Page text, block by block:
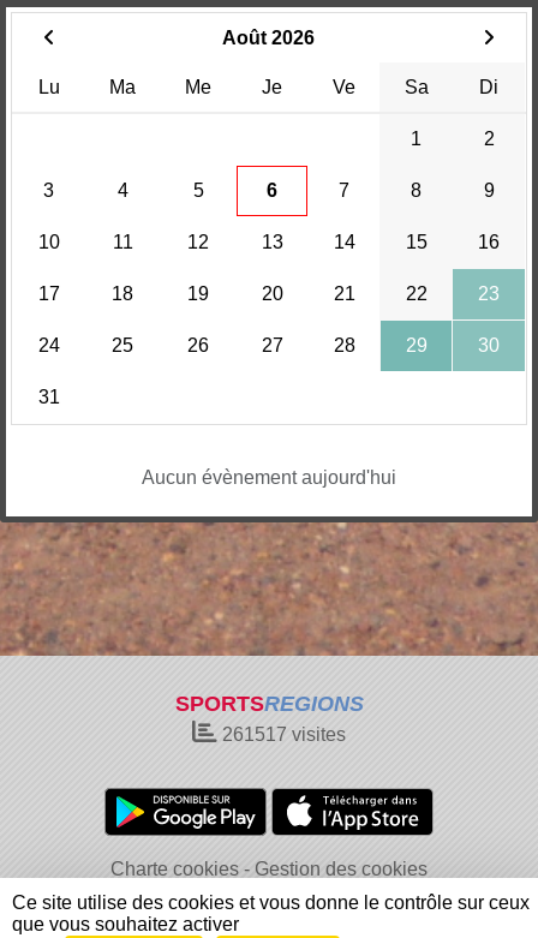
Août 2026
Lu Ma Me Je Ve Sa Di
1 2
3 4 5 6 7 8 9
10 11 12 13 14 15 16
17 18 19 20 21 22 23
24 25 26 27 28 29 30
31
Aucun évènement aujourd'hui
SPORTSREGIONS
261517 visites
Charte cookies
Gestion des cookies
Informations légales
Signaler un contenu inapproprié
Ce site utilise des cookies et vous donne le contrôle sur ceux
que vous souhaitez activer